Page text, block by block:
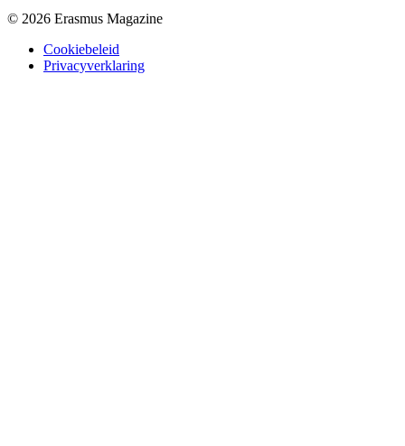
© 2026 Erasmus Magazine
Cookiebeleid
Privacyverklaring